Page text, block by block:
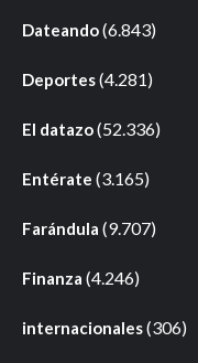
Dateando(6.843)
Deportes(4.281)
El datazo(52.336)
Entérate (3.165)
Farándula (9.707)
Finanza (4.246)
internacionales(306)